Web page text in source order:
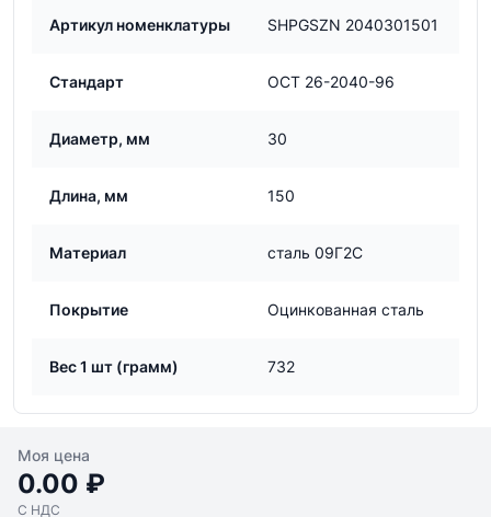
Артикул номенклатуры SHPGSZN 2040301501
Стандарт ОСТ 26-2040-96
Диаметр, мм 30
Длина, мм 150
Материал сталь 09Г2С
Покрытие Оцинкованная сталь
Вес 1 шт (грамм) 732
Моя цена
0.00 ₽
С НДС